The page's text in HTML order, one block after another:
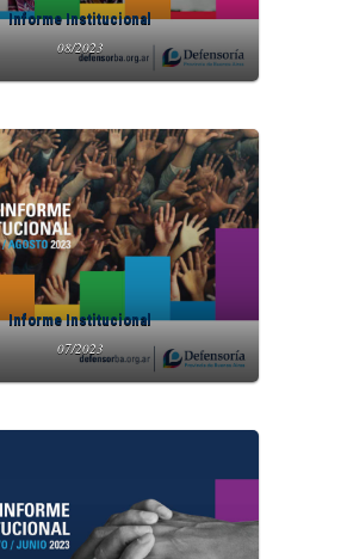
Informe Institucional
08/2023
Informe Institucional
07/2023